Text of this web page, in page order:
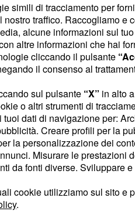
a Brasilia è fitto: il
21:30 italianecontro
del
20:30contro la Turchia. La
19:30con la sfida al
in diretta su Dazn per il
e la striscia di
simili di tracciamento per
traffico. Raccogliamo e
alcune informazioni sul
altre informazioni che hai
cliccando il pulsante
il consenso al
sul pulsante “X” in alto
o altri strumenti di
tuoi dati di navigazione per:
Creare profili per la
la personalizzazione dei
Misurare le prestazioni
da fonti diverse. Sviluppare
cookie utilizziamo sul sito e
.